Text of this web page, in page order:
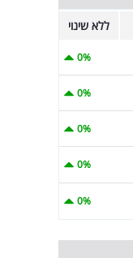
ללא שינוי
0%
0%
0%
0%
0%